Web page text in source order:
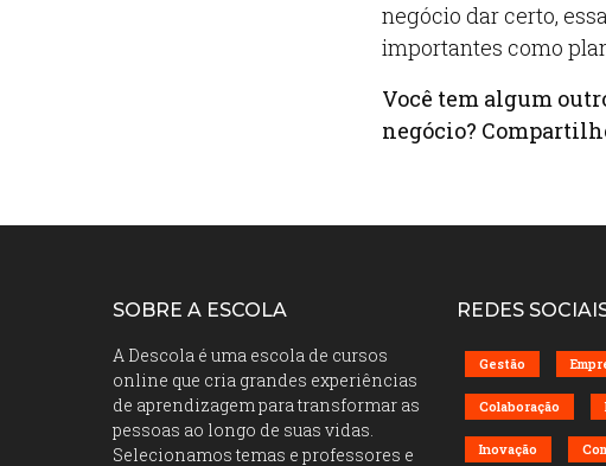
negócio dar certo,
importantes como
Você tem algum
negócio?
SOBRE A ESCOLA
A Descola é uma escola de cursos
online que cria grandes experiências
de aprendizagem para transformar as
pessoas ao longo de suas vidas.
Selecionamos temas e professores e
REDES
Gestão
Colaboração
Inovação